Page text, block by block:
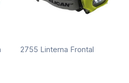
2755 Linterna Frontal